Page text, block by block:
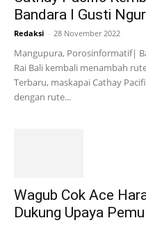
Bandara I Gusti
Redaksi - 28 November 2022
Mangupura, Porosinformatif|
Rai Bali kembali menambah
Terbaru, maskapai Cathay
dengan rute...
Wagub Cok Ace
Dukung Upaya